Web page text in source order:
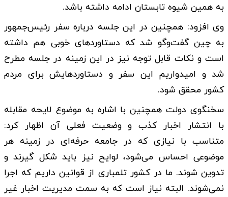
به همین شیوه تابستان ادامه داشته باشد.
وی افزود: همچنین در این جلسه درباره سفر رئیس‌جمهور
به چین گفت‌وگو شد که دستاوردهای خوبی هم داشته
است و نکات قابل توجه نیز در این زمینه در جلسه مطرح
شد و امیدواریم این سفر و دستاوردهایش برای مردم
کشور محقق شود.
سخنگوی دولت همچنین با اشاره به موضوع لایحه مقابله
با انتشار اخبار کذب و وضعیت فعلی آن اظهار کرد:
متناسب با نیازی که در جامعه حرفه‌ای در زمینه هر
موضوعی احساس می‌شود، لوایح نیز باید شکل گیرند و
تدوین شوند. ما در کشور تلمباری از قوانین داریم که اجرا
نمی‌شوند. البته نیاز است که به سمت مدیریت اخبار غیر